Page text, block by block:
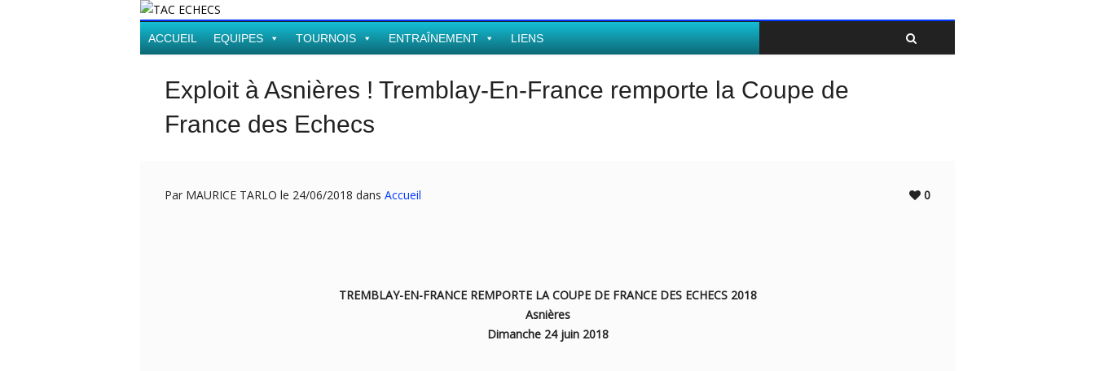
ACCUEIL EQUIPES TOURNOIS ENTRAÎNEMENT LIENS
Exploit à Asnières ! Tremblay-En-France remporte la Coupe de
France des Echecs
Par MAURICE TARLO le 24/06/2018 dans Accueil 0
TREMBLAY-EN-FRANCE REMPORTE LA COUPE DE FRANCE DES ECHECS 2018
Asnières
Dimanche 24 juin 2018